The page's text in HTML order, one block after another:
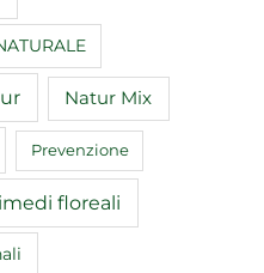
Natur Mix
Prevenzione
floreali